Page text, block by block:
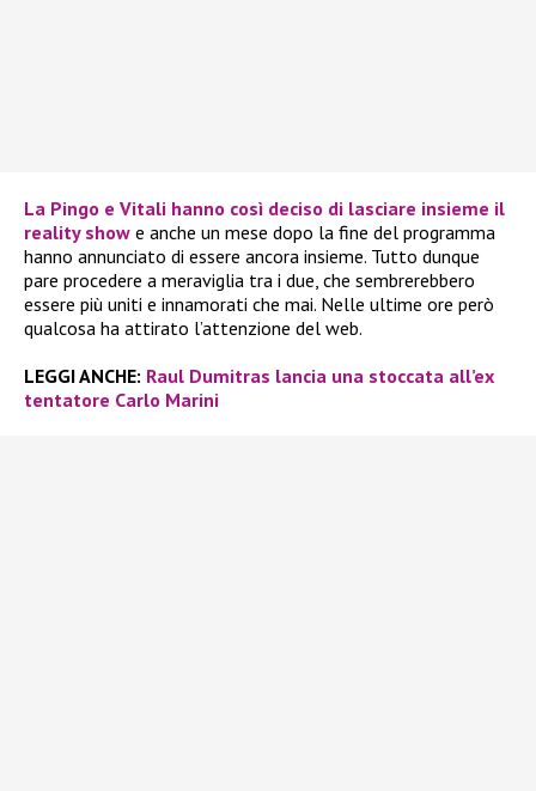
La Pingo e Vitali hanno così deciso di lasciare insieme il
reality show e anche un mese dopo la fine del programma
hanno annunciato di essere ancora insieme. Tutto dunque
pare procedere a meraviglia tra i due, che sembrerebbero
essere più uniti e innamorati che mai. Nelle ultime ore però
qualcosa ha attirato l’attenzione del web.
LEGGI ANCHE: Raul Dumitras lancia una stoccata all’ex
tentatore Carlo Marini